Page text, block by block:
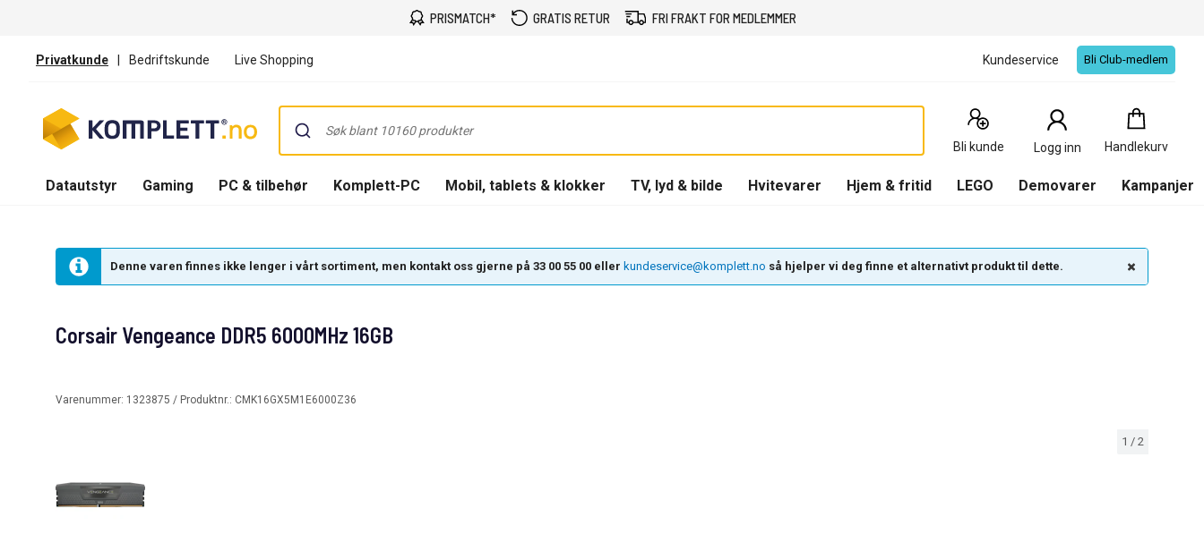
PRISMATCH* GRATIS RETUR FRI FRAKT FOR MEDLEMMER
Privatkunde | Bedriftskunde Live Shopping Kundeservice Bli Club-medlem
Bli kunde Logg inn Handlekurv
Handlekurv
0
Produkter
Datautstyr Gaming PC & tilbehør Komplett-PC Mobil, tablets & klokker TV, lyd & bilde Hvitevarer Hjem & fritid LEGO Demovarer Kampanjer
Denne varen finnes ikke lenger i vårt sortiment, men kontakt oss gjerne på 33 00 55 00 eller kundeservice@komplett.no så hjelper vi deg finne et alternativt produkt til dette.
1 / 2
Corsair Vengeance DDR5 6000MHz 16GB
Varenummer: 1323875 / Produktnr.: CMK16GX5M1E6000Z36